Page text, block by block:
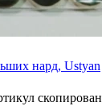
нард, Ustyan
скопирован